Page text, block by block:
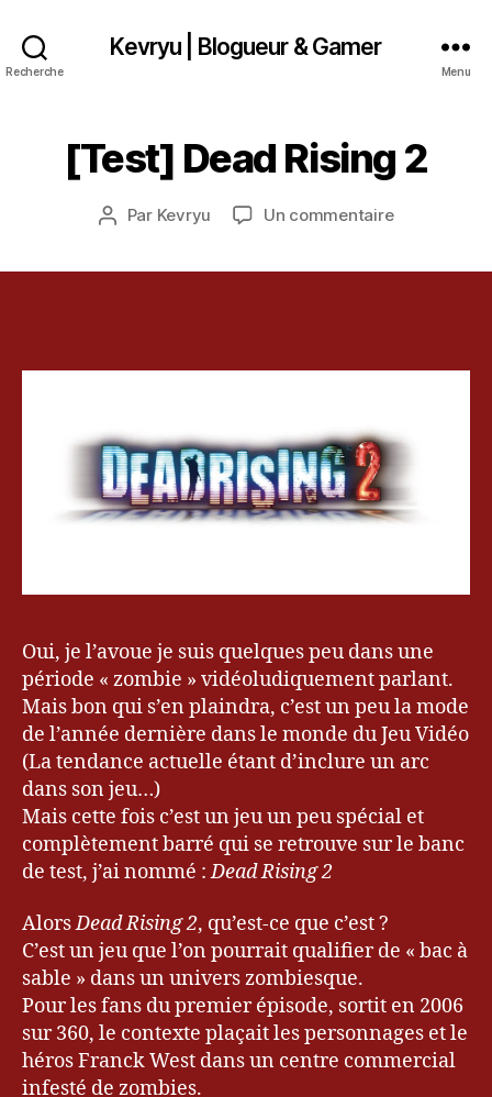
Recherche
Kevryu | Blogueur & Gamer
Menu
Catégories
[Test] Dead Rising 2
Auteur
Par Kevryu
Date
a
v
l
Un commentairesur
Oui, je l’avoue je suis quelques peu dans une
période « zombie » vidéoludiquement parlant.
Mais bon qui s’en plaindra, c’est un peu la mode
de l’année dernière dans le monde du Jeu Vidéo
(La tendance actuelle étant d’inclure un arc
dans son jeu…)
Mais cette fois c’est un jeu un peu spécial et
complètement barré qui se retrouve sur le banc
de test, j’ai nommé :Dead Rising 2
AlorsDead Rising 2, qu’est-ce que c’est ?
C’est un jeu que l’on pourrait qualifier de « bac à
sable » dans un univers zombiesque.
Pour les fans du premier épisode, sortit en 2006
sur 360, le contexte plaçait les personnages et le
héros Franck West dans un centre commercial
infesté de zombies.